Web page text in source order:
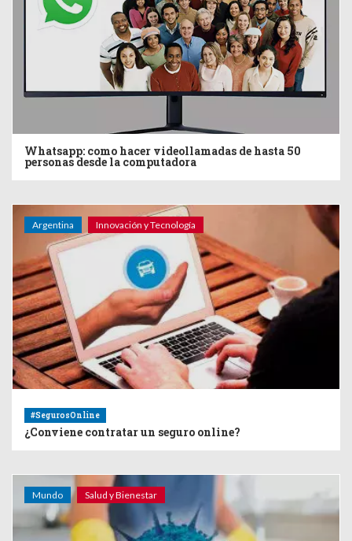
Whatsapp: como hacer videollamadas de hasta 50
personas desde la computadora
Argentina Innovación y Tecnología
#SegurosOnline
¿Conviene contratar un seguro online?
Mundo Salud y Bienestar